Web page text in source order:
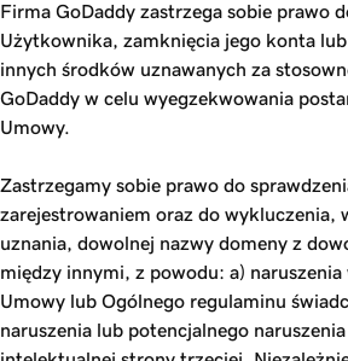
Firma GoDaddy zastrzega sobie prawo
Użytkownika, zamknięcia jego konta
innych środków uznawanych za
GoDaddy w celu wyegzekwowania
Umowy.
Zastrzegamy sobie prawo do
zarejestrowaniem oraz do wykluczenia,
uznania, dowolnej nazwy domeny z
między innymi, z powodu: a)
Umowy lub Ogólnego regulaminu
naruszenia lub potencjalnego naruszenia